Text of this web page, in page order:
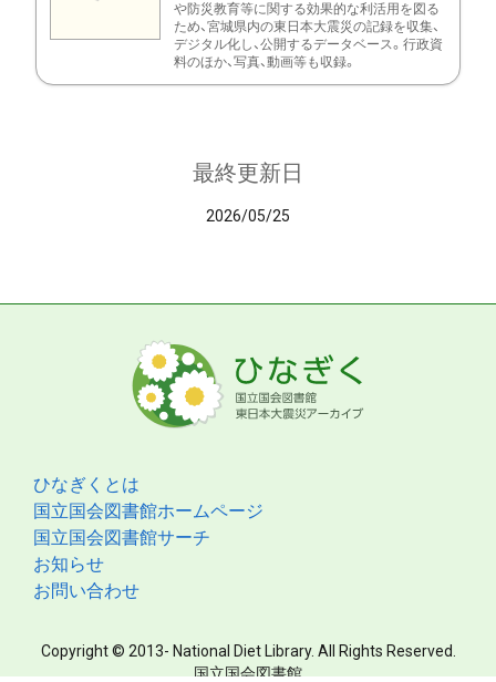
や防災教育等に関する効果的な利活用を図る
ため、宮城県内の東日本大震災の記録を収集、
デジタル化し、公開するデータベース。行政資
料のほか、写真、動画等も収録。
最終更新日
2026/05/25
ひなぎくとは
国立国会図書館ホームページ
国立国会図書館サーチ
お知らせ
お問い合わせ
Copyright © 2013- National Diet Library. All Rights Reserved.